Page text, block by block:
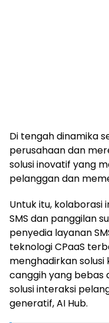
Di tengah dinamika
perusahaan dan
solusi inovatif yang
pelanggan dan
Untuk itu, kolaborasi
SMS dan panggilan
penyedia layanan
teknologi CPaaS
menghadirkan
canggih yang bebas
solusi interaksi
generatif, AI Hub.